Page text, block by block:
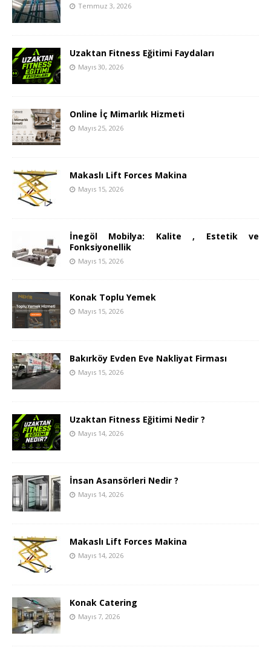
Temmuz 3, 2026
Uzaktan Fitness Eğitimi Faydaları
Mayıs 30, 2026
Online İç Mimarlık Hizmeti
Mayıs 25, 2026
Makaslı Lift Forces Makina
Mayıs 15, 2026
İnegöl Mobilya: Kalite , Estetik ve
Fonksiyonellik
Mayıs 15, 2026
Konak Toplu Yemek
Mayıs 15, 2026
Bakırköy Evden Eve Nakliyat Firması
Mayıs 15, 2026
Uzaktan Fitness Eğitimi Nedir ?
Mayıs 14, 2026
İnsan Asansörleri Nedir ?
Mayıs 14, 2026
Makaslı Lift Forces Makina
Mayıs 14, 2026
Konak Catering
Mayıs 7, 2026